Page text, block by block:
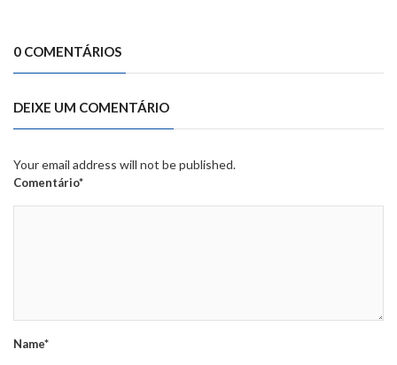
0 COMENTÁRIOS
DEIXE UM COMENTÁRIO
Your email address will not be published.
Comentário*
Name*